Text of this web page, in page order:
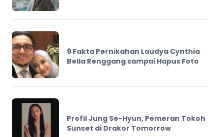
9 Fakta Pernikahan Laudya Cynthia
Bella Renggang sampai Hapus Foto
Profil Jung Se-Hyun, Pemeran Tokoh
Sunset di Drakor Tomorrow